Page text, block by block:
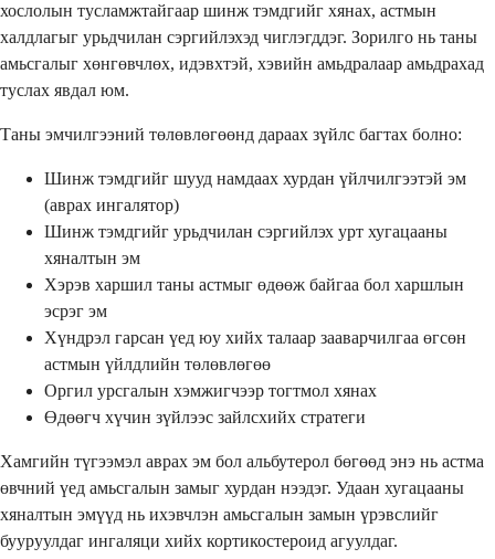
хослолын тусламжтайгаар шинж тэмдгийг хянах, астмын
халдлагыг урьдчилан сэргийлэхэд чиглэгддэг. Зорилго нь таны
амьсгалыг хөнгөвчлөх, идэвхтэй, хэвийн амьдралаар амьдрахад
туслах явдал юм.
Таны эмчилгээний төлөвлөгөөнд дараах зүйлс багтах болно:
Шинж тэмдгийг шууд намдаах хурдан үйлчилгээтэй эм
(аврах ингалятор)
Шинж тэмдгийг урьдчилан сэргийлэх урт хугацааны
хяналтын эм
Хэрэв харшил таны астмыг өдөөж байгаа бол харшлын
эсрэг эм
Хүндрэл гарсан үед юу хийх талаар зааварчилгаа өгсөн
астмын үйлдлийн төлөвлөгөө
Оргил урсгалын хэмжигчээр тогтмол хянах
Өдөөгч хүчин зүйлээс зайлсхийх стратеги
Хамгийн түгээмэл аврах эм бол альбутерол бөгөөд энэ нь астма
өвчний үед амьсгалын замыг хурдан нээдэг. Удаан хугацааны
хяналтын эмүүд нь ихэвчлэн амьсгалын замын үрэвслийг
бууруулдаг ингаляци хийх кортикостероид агуулдаг.